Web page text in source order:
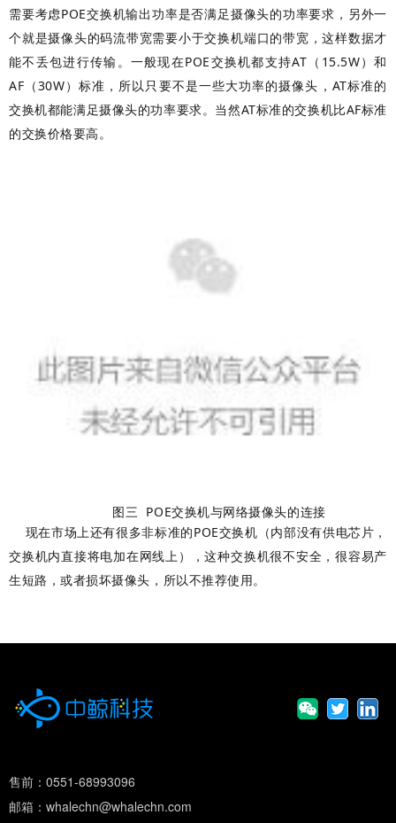
需要考虑POE交换机输出功率是否满足摄像头的功率要求，另外一
个就是摄像头的码流带宽需要小于交换机端口的带宽，这样数据才
能不丢包进行传输。一般现在POE交换机都支持AT（15.5W）和
AF（30W）标准，所以只要不是一些大功率的摄像头，AT标准的
交换机都能满足摄像头的功率要求。当然AT标准的交换机比AF标准
的交换价格要高。
图三 POE交换机与网络摄像头的连接
现在市场上还有很多非标准的POE交换机（内部没有供电芯片，
交换机内直接将电加在网线上），这种交换机很不安全，很容易产
生短路，或者损坏摄像头，所以不推荐使用。
售前：0551-68993096
邮箱：whalechn@whalechn.com